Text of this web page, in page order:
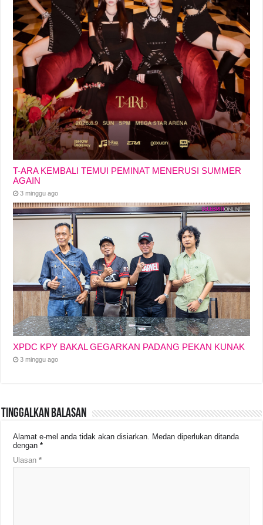
T-ARA KEMBALI TEMUI PEMINAT MENERUSI SUMMER
AGAIN
3 minggu ago
XPDC KPY BAKAL GEGARKAN PADANG PEKAN KUNAK
3 minggu ago
Tinggalkan Balasan
Alamat e-mel anda tidak akan disiarkan. Medan diperlukan ditanda
dengan*
Ulasan*